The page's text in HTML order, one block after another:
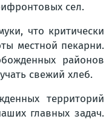
сел.
что критически
местной пекарни.
районов
свежий хлеб.
территорий
главных задач.